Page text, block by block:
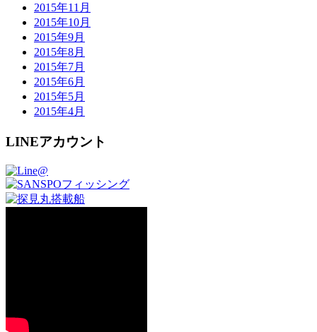
2015年11月
2015年10月
2015年9月
2015年8月
2015年7月
2015年6月
2015年5月
2015年4月
LINEアカウント